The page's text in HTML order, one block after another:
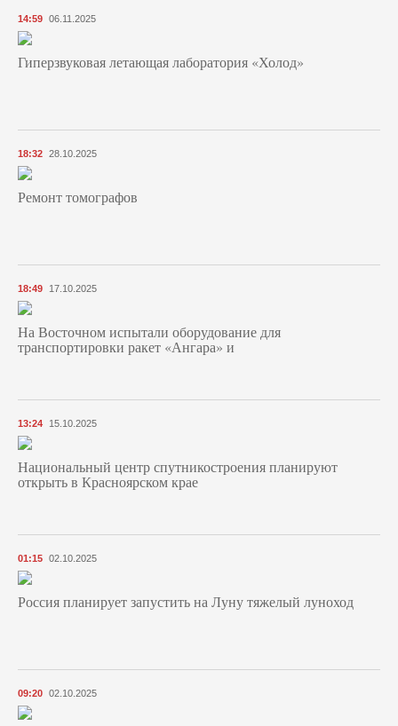
14:59 06.11.2025
Гиперзвуковая летающая лаборатория «Холод»
18:32 28.10.2025
Ремонт томографов
18:49 17.10.2025
На Восточном испытали оборудование для
транспортировки ракет «Ангара» и
13:24 15.10.2025
Национальный центр спутникостроения планируют
открыть в Красноярском крае
01:15 02.10.2025
Россия планирует запустить на Луну тяжелый луноход
09:20 02.10.2025